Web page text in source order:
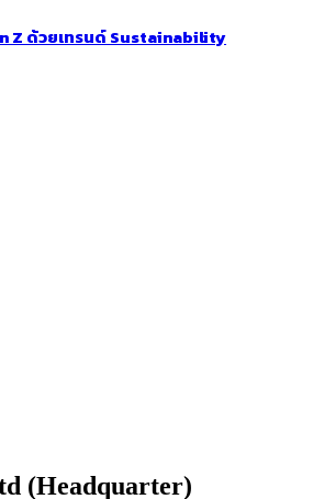
Z ด้วยเทรนด์ Sustainability
(Headquarter)